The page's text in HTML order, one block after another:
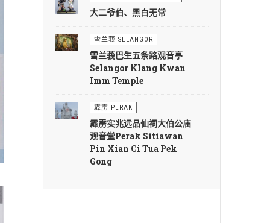
大二爷伯、黑白无常
雪兰莪 SELANGOR
雪兰莪巴生五条路观音亭
Selangor Klang Kwan
Imm Temple
霹雳 PERAK
霹雳实兆远品仙祠大伯公庙
观音堂Perak Sitiawan
Pin Xian Ci Tua Pek
Gong